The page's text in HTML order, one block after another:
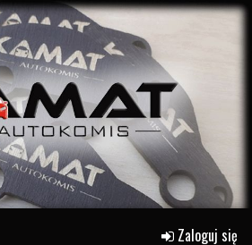
Zaloguj się